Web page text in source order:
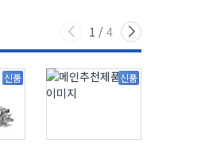
1 / 4
신품 신품